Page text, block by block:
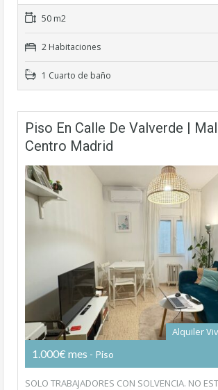
50 m2
2 Habitaciones
1 Cuarto de baño
Piso En Calle De Valverde |
Centro Madrid
Alquiler
1.000€ mes - Piso
SOLO TRABAJADORES CON SOLVENCIA. NO